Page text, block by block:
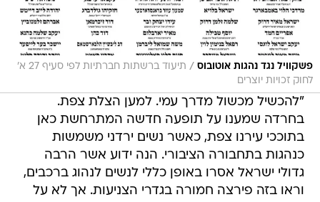
פשקוויל נגד נהגות אוטובוס /
תיעוד ברשתות חברתיות לפי סעיף 27 א'
לחוק זכויות יוצרים
"להכשיל מכשול מדרך עמי. למען הצלת צפת.
בחרדה שמענו על תופעה חדשה המתרחשת כאן
בתוככי עירנו צפת, כאשר נשים ירדני משמשות
כנהגות בתחבורה הציבורי. הנה ידוע אשר הרבה
גדולי ישראל אסרו באופן כללי לנשים לנהוג ברכבים,
וראו בזה פירצה חמורה בגדרי הצניעות. אך לא על